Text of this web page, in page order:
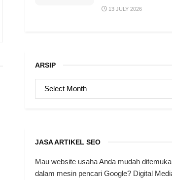
13 JULY 2026
ARSIP
ARSIP
JASA ARTIKEL SEO
Mau website usaha Anda mudah
dalam mesin pencari Google? Digital